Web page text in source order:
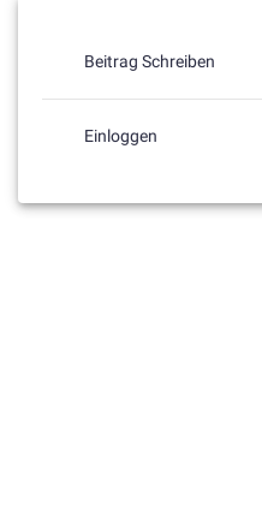
Beitrag Schreiben
Einloggen